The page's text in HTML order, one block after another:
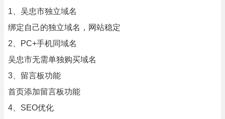
1、吴忠市独立域名
绑定自己的独立域名，网站稳定
2、PC+手机同域名
吴忠市无需单独购买域名
3、留言板功能
首页添加留言板功能
4、SEO优化